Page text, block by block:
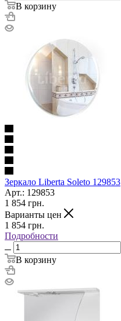
В корзину
Зеркало Liberta Soleto 129853
Арт.: 129853
1 854 грн.
Варианты цен
1 854 грн.
Подробности
В корзину